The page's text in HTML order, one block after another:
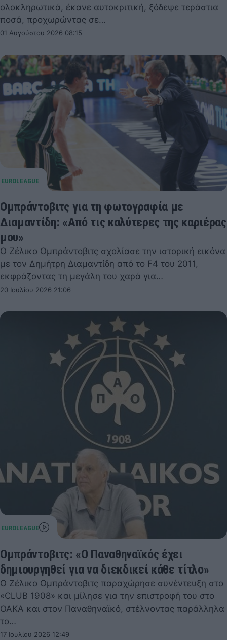
ολοκληρωτικά, έκανε αυτοκριτική, ξόδεψε τεράστια
ποσά, προχωρώντας σε…
01 Αυγούστου 2026 08:15
Ομπράντοβιτς για τη φωτογραφία με
Διαμαντίδη: «Από τις καλύτερες της καριέρας
μου»
Ο Ζέλικο Ομπράντοβιτς σχολίασε την ιστορική εικόνα
με τον Δημήτρη Διαμαντίδη από το F4 του 2011,
εκφράζοντας τη μεγάλη του χαρά για…
20 Ιουλίου 2026 21:06
Ομπράντοβιτς: «Ο Παναθηναϊκός έχει
δημιουργηθεί για να διεκδικεί κάθε τίτλο»
Ο Ζέλικο Ομπράντοβιτς παραχώρησε συνέντευξη στο
«CLUB 1908» και μίλησε για την επιστροφή του στο
ΟΑΚΑ και στον Παναθηναϊκό, στέλνοντας παράλληλα
το…
17 Ιουλίου 2026 12:49